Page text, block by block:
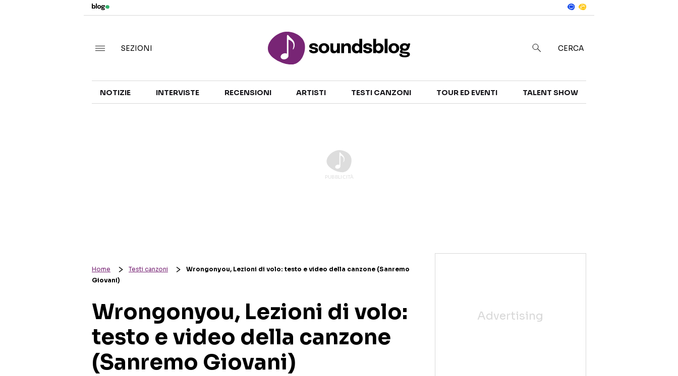
TALENT SHOW
SEZIONI CERCA
NOTIZIE INTERVISTE RECENSIONI ARTISTI TESTI CANZONI TOUR ED EVENTI TALENT SHOW
Home Testi canzoni
Wrongonyou, Lezioni di volo: testo e video della canzone (Sanremo
Giovani)
Wrongonyou, Lezioni di volo:
testo e video della canzone
(Sanremo Giovani)